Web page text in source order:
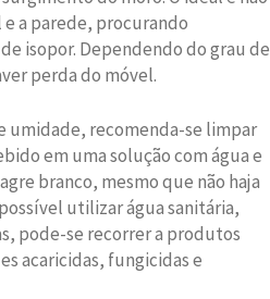
a parede, procurando
isopor. Dependendo do grau de
perda do móvel.
umidade, recomenda-se limpar
em uma solução com água e
branco, mesmo que não haja
utilizar água sanitária,
pode-se recorrer a produtos
acaricidas, fungicidas e